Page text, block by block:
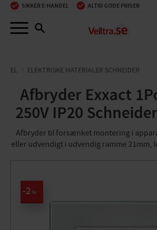
Menu
SIKKER E-HANDEL ALTID GODE PRISER
EL ELEKTRISKE MATERIALER SCHNEIDER
Afbryder Exxact
250V IP20
Afbryder til forsænket montering i
eller udvendigt i udvendig ramme 21mm,
2 %